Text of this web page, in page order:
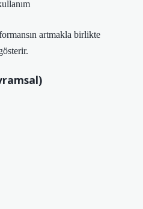
artmakla birlikte